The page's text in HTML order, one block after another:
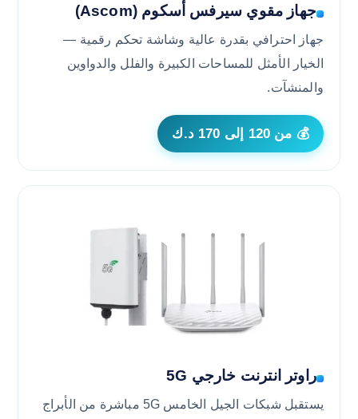
جهاز مقوي سيرفس أسكوم (Ascom)
جهاز احترافي بقدرة عالية وشاشة تحكم رقمية —
الخيار الأمثل للمساحات الكبيرة والفلل والدواوين
والمنشآت.
💰 من 120 إلى 170 د.ك
راوتر انترنت خارجي 5G
يستقبل شبكات الجيل الخامس 5G مباشرة من الأبراج